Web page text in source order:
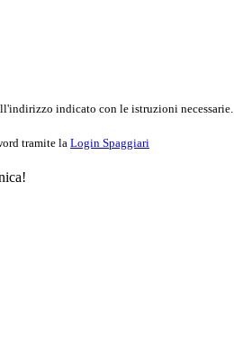
indicato con le istruzioni necessarie.
tramite la Login Spaggiari